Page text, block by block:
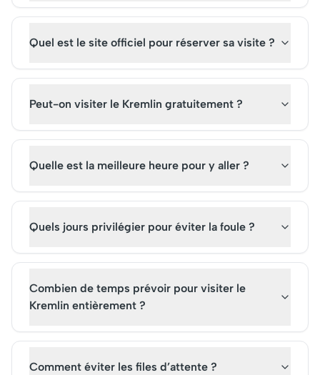
Quel est le site officiel pour réserver sa visite ?
Peut-on visiter le Kremlin gratuitement ?
Quelle est la meilleure heure pour y aller ?
Quels jours privilégier pour éviter la foule ?
Combien de temps prévoir pour visiter le
Kremlin entièrement ?
Comment éviter les files d’attente ?